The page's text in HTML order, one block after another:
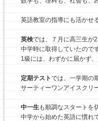
英語教室の指導にも活かせ
英検では、７月に高三生が
中学時に取得していたので
1級には、わずかに届かず
定期テストでは、一学期の
サーティーワンアイスクリ
中一生も順調なスタートを
中学から始めた英語に慣れ